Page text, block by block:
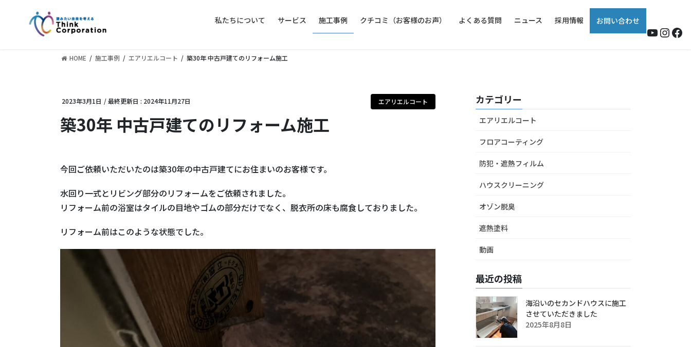
私たちについて サービス 施工事例 クチコミ（お客様のお声） よくある質問 ニュース 採用情報 お問い合わせ
HOME 施工事例 エアリエルコート 築30年 中古戸建てのリフォーム施工
2023年3月1日 / 最終更新日 : 2024年11月27日 エアリエルコート
築30年 中古戸建てのリフォーム施工
今回ご依頼いただいたのは築30年の中古戸建てにお住まいのお客様です。
水回り一式とリビング部分のリフォームをご依頼されました。
リフォーム前の浴室はタイルの目地やゴムの部分だけでなく、脱衣所の床も腐食しておりました。
リフォーム前はこのような状態でした。
カテゴリー
エアリエルコート
フロアコーティング
防犯・遮熱フィルム
ハウスクリーニング
オゾン脱臭
遮熱塗料
動画
最近の投稿
海沿いのセカンドハウスに施工
させていただきました
2025年8月8日